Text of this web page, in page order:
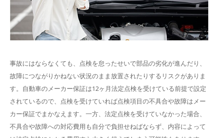
事故にはならなくても、点検を怠ったせいで部品の劣化が進んだり、
故障につながりかねない状況のまま放置されたりするリスクがありま
す。自動車のメーカー保証は12ヶ月法定点検を受けている前提で設定
されているので、点検を受けていれば点検項目の不具合や故障はメー
カー保証でまかなえます。一方、法定点検を受けていなかった場合、
不具合や故障への対応費用も自分で負担せねばならず、内容によって